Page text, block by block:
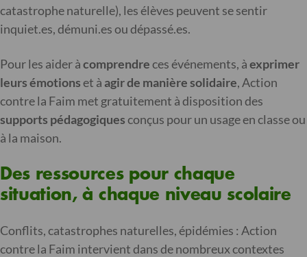
catastrophe naturelle), les élèves peuvent se sentir
inquiet.es, démuni.es ou dépassé.es.
Pour les aider àcomprendreces événements, àexprimer
leurs émotionset à agir de manière solidaire, Action
contre la Faim met gratuitement à disposition des
supports pédagogiquesconçus pour un usage en classe ou
à la maison.
Des ressources pour chaque
situation, à chaque niveau scolaire
Conflits, catastrophes naturelles, épidémies : Action
contre la Faim intervient dans de nombreux contextes